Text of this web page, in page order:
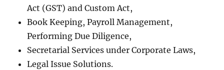
Act (GST) and Custom Act,
Book Keeping, Payroll Management,
Performing Due Diligence,
Secretarial Services under Corporate Laws,
Legal Issue Solutions.